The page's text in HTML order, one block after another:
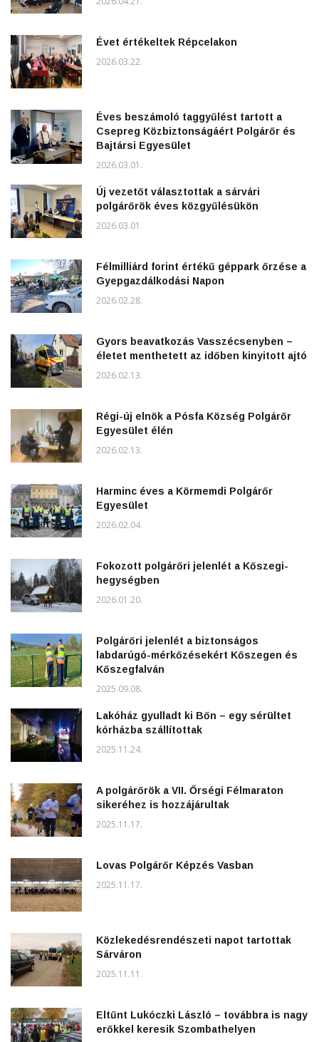
Évet értékeltek Répcelakon
2026.03.22.
Éves beszámoló taggyűlést tartott a
Csepreg Közbiztonságáért Polgárőr és
Bajtársi Egyesület
2026.03.01.
Új vezetőt választottak a sárvári
polgárőrök éves közgyűlésükön
2026.03.01.
Félmilliárd forint értékű géppark őrzése a
Gyepgazdálkodási Napon
2026.02.28.
Gyors beavatkozás Vasszécsenyben –
életet menthetett az időben kinyitott ajtó
2026.02.13.
Régi-új elnök a Pósfa Község Polgárőr
Egyesület élén
2026.02.13.
Harminc éves a Körmemdi Polgárőr
Egyesület
2026.02.04.
Fokozott polgárőri jelenlét a Kőszegi-
hegységben
2026.01.20.
Polgárőri jelenlét a biztonságos
labdarúgó-mérkőzésekért Kőszegen és
Kőszegfalván
2025.09.08.
Lakóház gyulladt ki Bőn – egy sérültet
kórházba szállítottak
2025.11.24.
A polgárőrök a VII. Őrségi Félmaraton
sikeréhez is hozzájárultak
2025.11.17.
Lovas Polgárőr Képzés Vasban
2025.11.17.
Közlekedésrendészeti napot tartottak
Sárváron
2025.11.11.
Eltűnt Lukóczki László – továbbra is nagy
erőkkel keresik Szombathelyen